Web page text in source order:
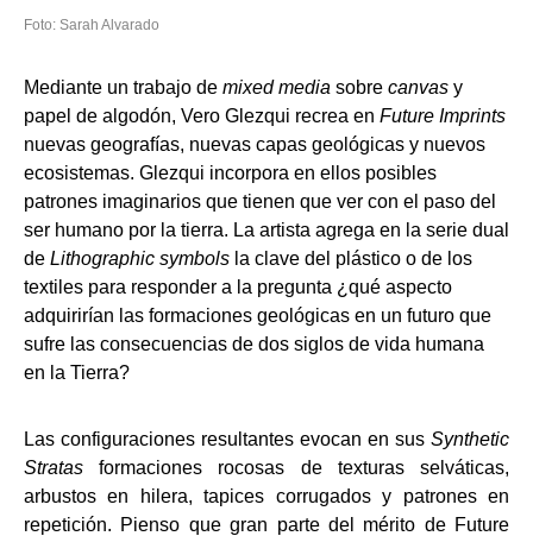
Foto: Sarah Alvarado
Mediante un trabajo de mixed media sobre canvas y
papel de algodón, Vero Glezqui recrea en Future Imprints
nuevas geografías, nuevas capas geológicas y nuevos
ecosistemas. Glezqui incorpora en ellos posibles
patrones imaginarios que tienen que ver con el paso del
ser humano por la tierra. La artista agrega en la serie dual
de Lithographic symbols la clave del plástico o de los
textiles para responder a la pregunta ¿qué aspecto
adquirirían las formaciones geológicas en un futuro que
sufre las consecuencias de dos siglos de vida humana
en la Tierra?
Las configuraciones resultantes evocan en sus Synthetic
Stratas formaciones rocosas de texturas selváticas,
arbustos en hilera, tapices corrugados y patrones en
repetición. Pienso que gran parte del mérito de Future